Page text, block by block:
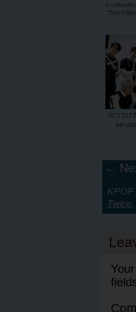
ราะๆของพ
“Don’t
NCT 127
คด้วยอั
←
Twice